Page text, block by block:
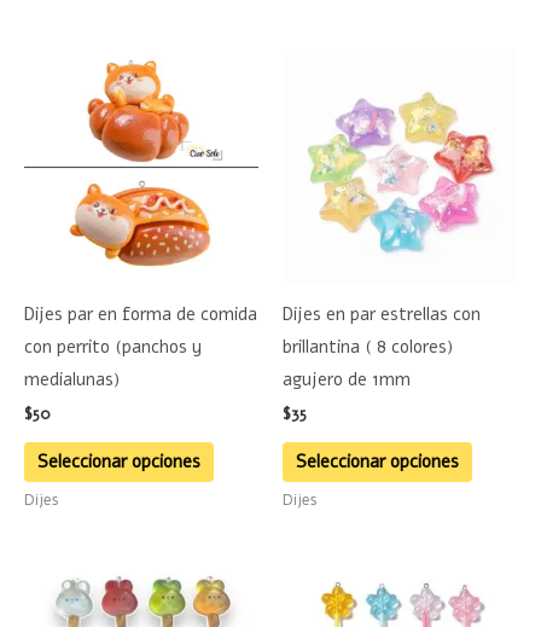
Dijes par en forma de comida
con perrito (panchos y
medialunas)
$50
Seleccionar opciones
múltiples
pueden
de
Dijes
Dijes en par estrellas con
brillantina ( 8 colores)
agujero de 1mm
$35
Seleccionar opciones
tiene
Las
pueden
de
Dijes
Este
producto
producto